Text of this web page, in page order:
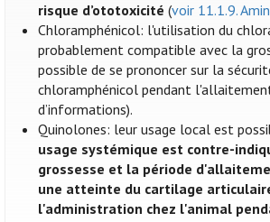
risque d’ototoxicité (voir 11.1.9.
Chloramphénicol: l'utilisation du
probablement compatible avec la
possible de se prononcer sur la
chloramphénicol pendant
d’informations).
Quinolones: leur usage local est
usage systémique est contre-
grossesse et la période
une atteinte du cartilage
l'administration chez l'animal